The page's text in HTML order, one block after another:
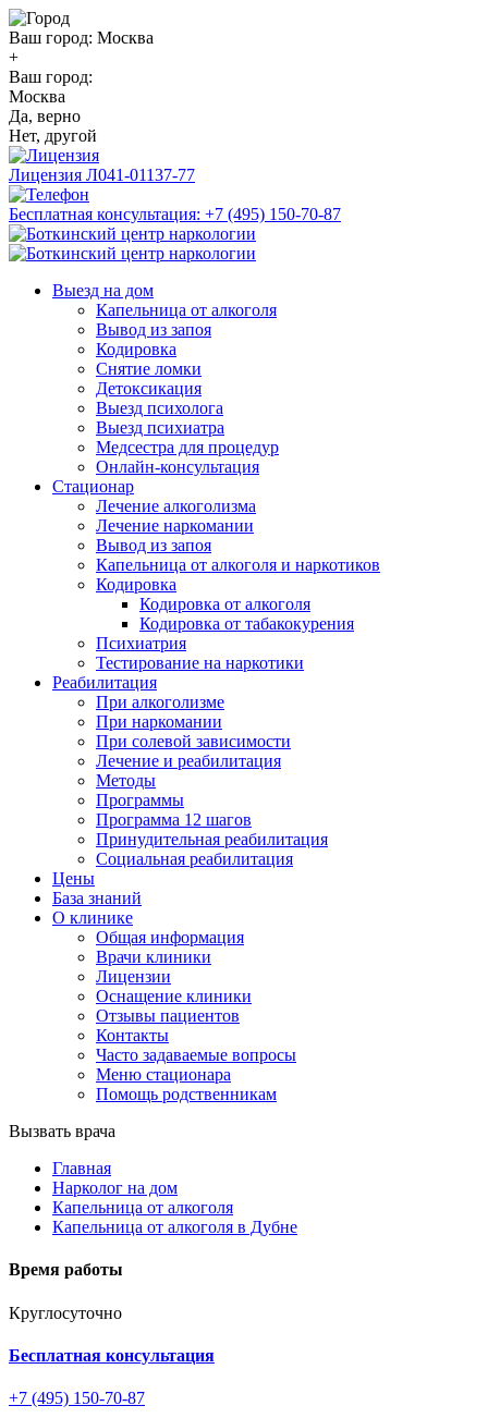
Ваш город: Москва
+
Ваш город:
Москва
Да, верно
Нет, другой
Лицензия Л041-01137-77
Бесплатная консультация: +7 (495) 150-70-87
Выезд на дом
Капельница от алкоголя
Вывод из запоя
Кодировка
Снятие ломки
Детоксикация
Выезд психолога
Выезд психиатра
Медсестра для процедур
Онлайн-консультация
Стационар
Лечение алкоголизма
Лечение наркомании
Вывод из запоя
Капельница от алкоголя и наркотиков
Кодировка
Кодировка от алкоголя
Кодировка от табакокурения
Психиатрия
Тестирование на наркотики
Реабилитация
При алкоголизме
При наркомании
При солевой зависимости
Лечение и реабилитация
Методы
Программы
Программа 12 шагов
Принудительная реабилитация
Социальная реабилитация
Цены
База знаний
О клинике
Общая информация
Врачи клиники
Лицензии
Оснащение клиники
Отзывы пациентов
Контакты
Часто задаваемые вопросы
Меню стационара
Помощь родственникам
Вызвать врача
Главная
Нарколог на дом
Капельница от алкоголя
Капельница от алкоголя в Дубне
Время работы
Круглосуточно
Бесплатная консультация
+7 (495) 150-70-87